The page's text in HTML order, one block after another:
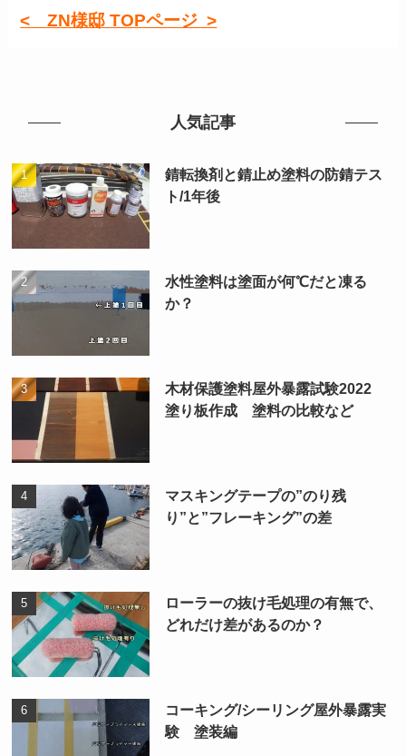
< ZN様邸 TOPページ >
人気記事
錆転換剤と錆止め塗料の防錆テス
ト/1年後
水性塗料は塗面が何℃だと凍る
か？
木材保護塗料屋外暴露試験2022
塗り板作成 塗料の比較など
マスキングテープの”のり残
り”と”フレーキング”の差
ローラーの抜け毛処理の有無で、
どれだけ差があるのか？
コーキング/シーリング屋外暴露実
験 塗装編